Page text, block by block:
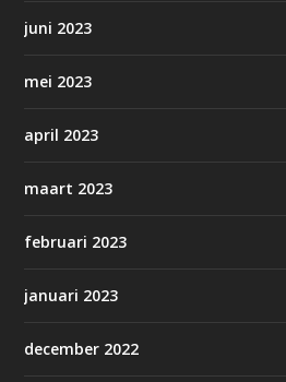
juni 2023
mei 2023
april 2023
maart 2023
februari 2023
januari 2023
december 2022